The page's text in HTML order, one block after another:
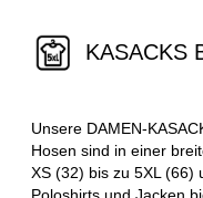
KASACKS
Unsere DAMEN-
Hosen sind in einer
XS (32) bis zu 5XL (66)